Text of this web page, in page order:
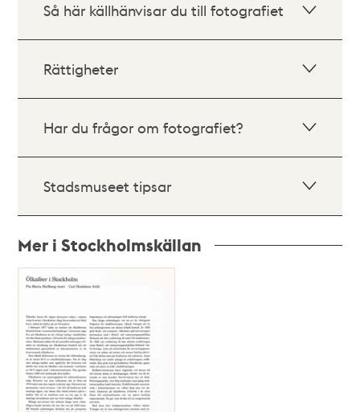
Så här källhänvisar du till fotografiet
Rättigheter
Har du frågor om fotografiet?
Stadsmuseet tipsar
Mer i Stockholmskällan
Relaterade
och
teman